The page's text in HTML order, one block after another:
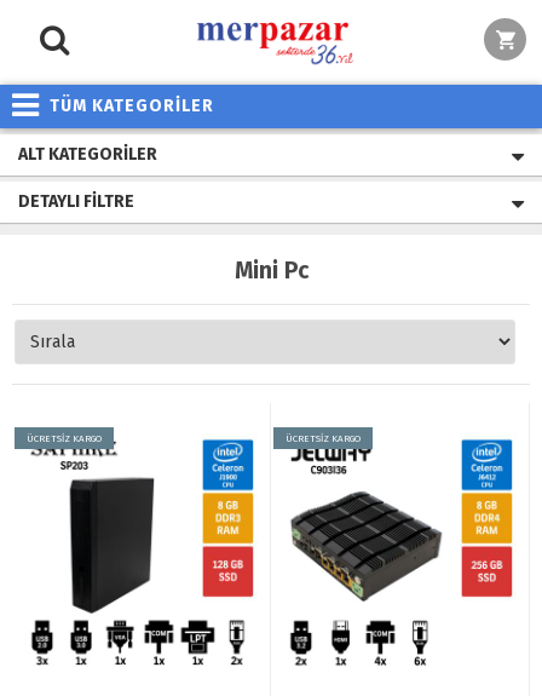
TÜM KATEGORİLER
ALT KATEGORILER
DETAYLI FILTRE
Mini Pc
ÜCRETSİZ KARGO ÜCRETSİZ KARGO